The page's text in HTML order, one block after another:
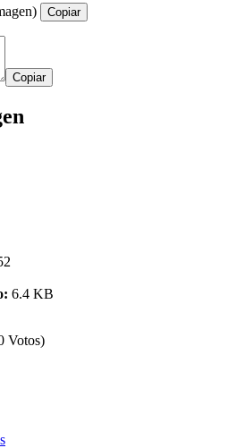
Copiar
Copiar
6.4 KB
Votos)